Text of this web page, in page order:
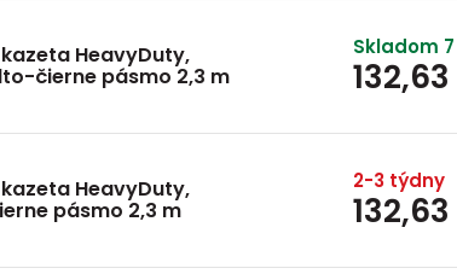
HeavyDuty,
čierne pásmo 2,3 m
Skladom
132,63
HeavyDuty,
pásmo 2,3 m
2-3 týdny
132,63